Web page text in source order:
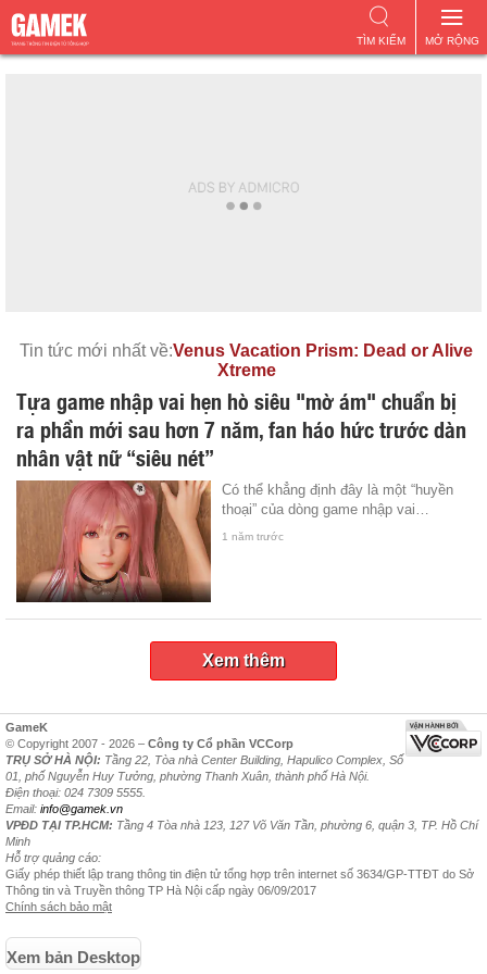
MỞ RỘNG
TÌM KIẾM
Tin tức mới nhất về:Venus Vacation Prism: Dead or Alive
Xtreme
Tựa game nhập vai hẹn hò siêu "mờ ám" chuẩn bị
ra phần mới sau hơn 7 năm, fan háo hức trước dàn
nhân vật nữ “siêu nét”
Có thể khẳng định đây là một “huyền
thoại” của dòng game nhập vai…
1 năm trước
Xem thêm
GameK
© Copyright 2007 - 2026 – Công ty Cổ phần VCCorp
TRỤ SỞ HÀ NỘI: Tầng 22, Tòa nhà Center Building, Hapulico Complex, Số
01, phố Nguyễn Huy Tưởng, phường Thanh Xuân, thành phố Hà Nội.
Điện thoại: 024 7309 5555.
Email: info@gamek.vn
VPĐD TẠI TP.HCM: Tầng 4 Tòa nhà 123, 127 Võ Văn Tần, phường 6, quận 3, TP. Hồ Chí
Minh
Hỗ trợ quảng cáo:
Giấy phép thiết lập trang thông tin điện tử tổng hợp trên internet số 3634/GP-TTĐT do Sở
Thông tin và Truyền thông TP Hà Nội cấp ngày 06/09/2017
Chính sách bảo mật
Xem bản Desktop